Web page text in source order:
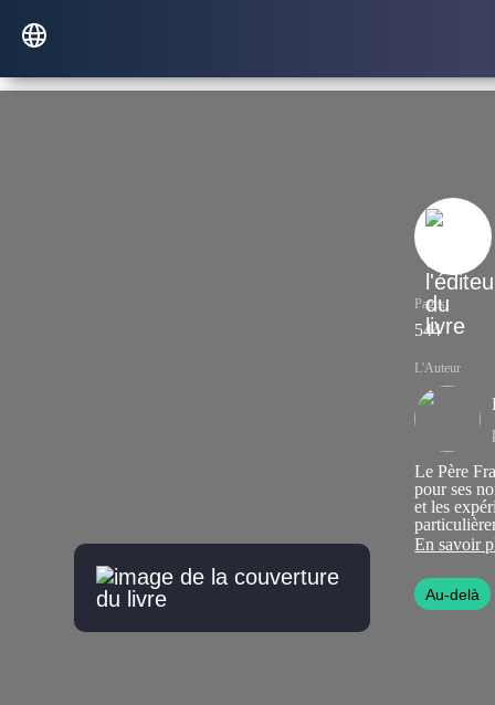
Pages
544
L'Auteur
Le Père
pour ses
et les
contre
l’homme
En savoir
Au-delà